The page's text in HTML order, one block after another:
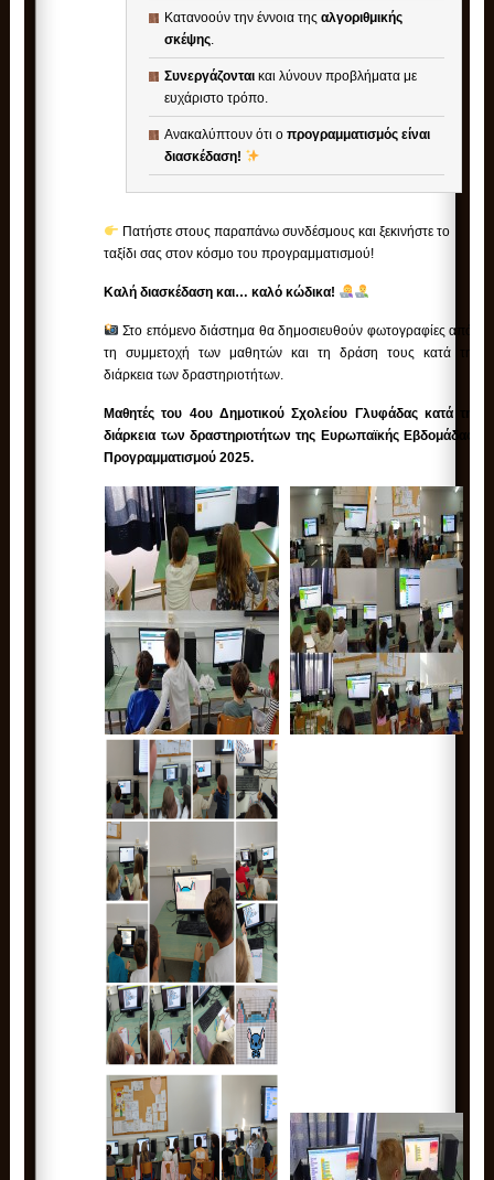
Κατανοούν την έννοια τηςαλγοριθμικής
σκέψης.
Συνεργάζονται και λύνουν προβλήματα με
ευχάριστο τρόπο.
Ανακαλύπτουν ότι οπρογραμματισμός είναι
διασκέδαση!
Πατήστε στους παραπάνω συνδέσμους και ξεκινήστε το
ταξίδι σας στον κόσμο του προγραμματισμού!
Καλή διασκέδαση και… καλό κώδικα!
Στο επόμενο διάστημα θα δημοσιευθούν φωτογραφίες από
τη συμμετοχή των μαθητών και τη δράση τους κατά τη
διάρκεια των δραστηριοτήτων.
Μαθητές του 4ου Δημοτικού Σχολείου Γλυφάδας κατά τη
διάρκεια των δραστηριοτήτων της Ευρωπαϊκής Εβδομάδας
Προγραμματισμού 2025.